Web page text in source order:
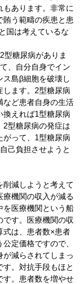
もあります。非常に
う範疇の疾患と患
国は考えているな
糖尿病がありま
、自分自身でイン
ス島β細胞を破壊し
します。2型糖尿病
など患者自身の生活
換えれば1型糖尿病
2型糖尿病の発症は
がって、1型糖尿病
己負担させようと
削減しようと考えて
療機関の収入が減る
を医療機関という船
です。医療機関の収
式は、患者数×患者
定価格ですので、
減らされてしまっ
。対抗手段もほと
す。患者数を増やせ